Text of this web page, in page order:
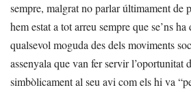
sempre, malgrat no parlar últimament de
hem estat a tot arreu sempre que se’ns
qualsevol moguda des dels moviments
assenyala que van fer servir l’oportunitat
simbòlicament al seu avi com els hi va